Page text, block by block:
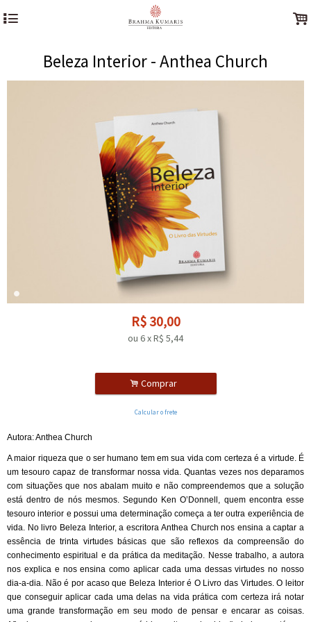
4 .
Beleza Interior - Anthea Church
R$ 30,00
ou 6xR$ 5,44
. Comprar
Calcular o frete
Autora: Anthea Church
A maior riqueza que o ser humano tem em sua vida com certeza é a virtude. É
um tesouro capaz de transformar nossa vida. Quantas vezes nos deparamos
com situações que nos abalam muito e não compreendemos que a solução
está dentro de nós mesmos. Segundo Ken O’Donnell, quem encontra esse
tesouro interior e possui uma determinação começa a ter outra experiência de
vida. No livro Beleza Interior, a escritora Anthea Church nos ensina a captar a
essência de trinta virtudes básicas que são reflexos da compreensão do
conhecimento espiritual e da prática da meditação. Nesse trabalho, a autora
nos explica e nos ensina como aplicar cada uma dessas virtudes no nosso
dia-a-dia. Não é por acaso que Beleza Interior é O Livro das Virtudes. O leitor
que conseguir aplicar cada uma delas na vida prática com certeza irá notar
uma grande transformação em seu modo de pensar e encarar as coisas.